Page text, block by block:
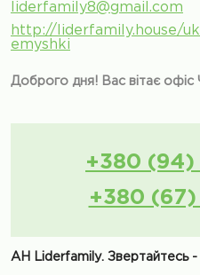
liderfamily8@gmail.com
http://liderfamily.house/
emyshki
Доброго дня! Вас вітає
+380 (94)
+380 (67)
АН Liderfamily. Звертайтесь